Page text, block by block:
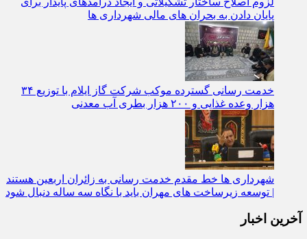
پایان دادن به بحران‌ های مالی شهرداری‌ ها
خدمت رسانی گسترده موکب شرکت گاز ایلام با توزیع ۳۴
هزار وعده غذایی و ۲۰۰ هزار بطری آب معدنی
شهرداری‌ ها خط مقدم خدمت ‌رسانی به زائران اربعین هستند
| توسعه زیرساخت ‌های مهران باید با نگاه سه‌ ساله دنبال شود
آخرین اخبار